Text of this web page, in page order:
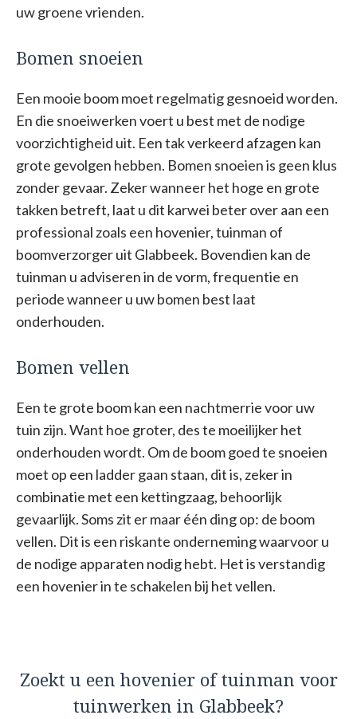
uw groene vrienden.
Bomen snoeien
Een mooie boom moet regelmatig gesnoeid worden.
En die snoeiwerken voert u best met de nodige
voorzichtigheid uit. Een tak verkeerd afzagen kan
grote gevolgen hebben. Bomen snoeien is geen klus
zonder gevaar. Zeker wanneer het hoge en grote
takken betreft, laat u dit karwei beter over aan een
professional zoals een hovenier, tuinman of
boomverzorger uit Glabbeek. Bovendien kan de
tuinman u adviseren in de vorm, frequentie en
periode wanneer u uw bomen best laat
onderhouden.
Bomen vellen
Een te grote boom kan een nachtmerrie voor uw
tuin zijn. Want hoe groter, des te moeilijker het
onderhouden wordt. Om de boom goed te snoeien
moet op een ladder gaan staan, dit is, zeker in
combinatie met een kettingzaag, behoorlijk
gevaarlijk. Soms zit er maar één ding op: de boom
vellen. Dit is een riskante onderneming waarvoor u
de nodige apparaten nodig hebt. Het is verstandig
een hovenier in te schakelen bij het vellen.
Zoekt u een hovenier of tuinman voor
tuinwerken in Glabbeek?